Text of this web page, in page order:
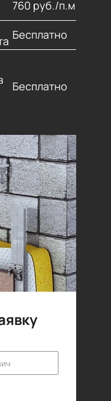
760 руб./п.м
Бесплатно
Бесплатно